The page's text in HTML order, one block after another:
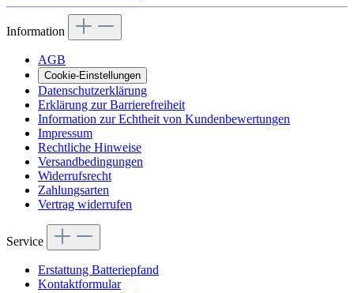
Information
AGB
Cookie-Einstellungen
Datenschutzerklärung
Erklärung zur Barrierefreiheit
Information zur Echtheit von Kundenbewertungen
Impressum
Rechtliche Hinweise
Versandbedingungen
Widerrufsrecht
Zahlungsarten
Vertrag widerrufen
Service
Erstattung Batteriepfand
Kontaktformular